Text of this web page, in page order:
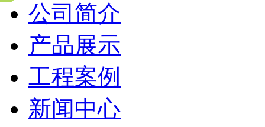
公司简介
产品展示
工程案例
新闻中心